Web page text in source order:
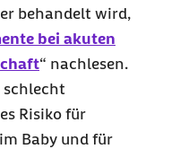
behandelt wird,
bei akuten
“ nachlesen.
schlecht
Risiko für
Baby und für